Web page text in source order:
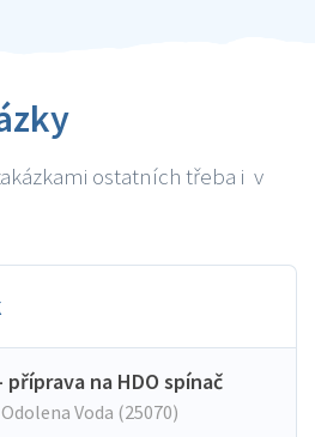
ostatních třeba i v
na HDO spínač
Odolena Voda (25070)